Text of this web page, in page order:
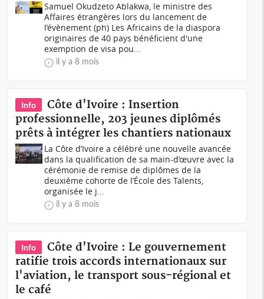
Samuel Okudzeto Ablakwa, le ministre des
Affaires étrangères lors du lancement de
l’évènement (ph) Les Africains de la diaspora
originaires de 40 pays bénéficient d'une
exemption de visa pou...
il y a 8 mois
Info
Côte d'Ivoire : Insertion
professionnelle, 203 jeunes diplômés
prêts à intégrer les chantiers nationaux
La Côte d’Ivoire a célébré une nouvelle avancée
dans la qualification de sa main-d’œuvre avec la
cérémonie de remise de diplômes de la
deuxième cohorte de l’École des Talents,
organisée le j...
il y a 8 mois
Info
Côte d'Ivoire : Le gouvernement
ratifie trois accords internationaux sur
l'aviation, le transport sous-régional et
le café